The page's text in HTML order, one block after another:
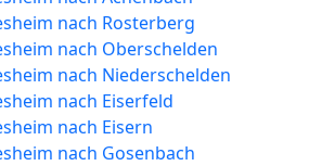
nach Rosterberg
nach Oberschelden
nach Niederschelden
nach Eiserfeld
nach Eisern
nach Gosenbach